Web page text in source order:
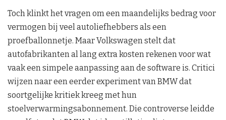
Toch klinkt het vragen om een maandelijks bedrag voor
vermogen bij veel autoliefhebbers als een
proefballonnetje. Maar Volkswagen stelt dat
autofabrikanten al lang extra kosten rekenen voor wat
vaak een simpele aanpassing aan de software is. Critici
wijzen naar een eerder experiment van BMW dat
soortgelijke kritiek kreeg met hun
stoelverwarmingsabonnement. Die controverse leidde